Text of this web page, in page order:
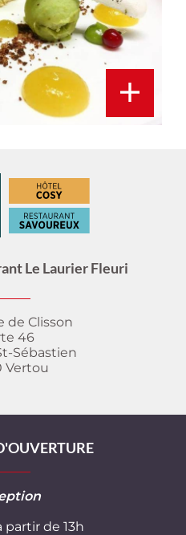
Le Laurier Fleuri
de Clisson
46
Sébastien
Vertou
partir de 13h